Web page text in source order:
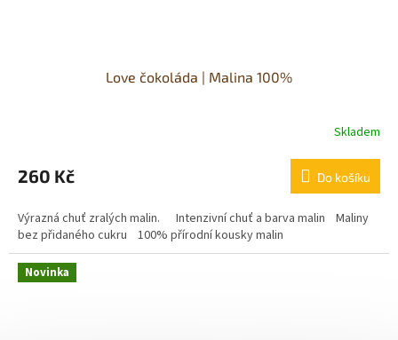
Love čokoláda | Malina 100%
produktu
je
z
5
hvězdiček.
Skladem
260 Kč Do košíku
Výrazná chuť zralých malin. Intenzivní chuť a barva malin Maliny
bez přidaného cukru 100% přírodní kousky malin
Novinka